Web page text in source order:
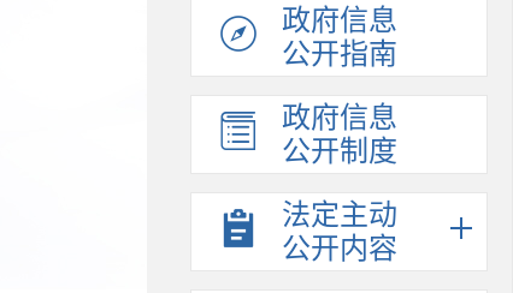
政府信息
公开指南
政府信息
公开制度
法定主动
公开内容